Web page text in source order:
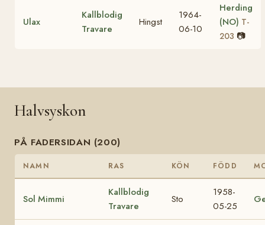
Ulax
Kallblodig
Travare
Hingst
1964-
06-10
Herding
(NO) T-
203 📷
Halvsyskon
PÅ FADERSIDAN (200)
NAMN RAS KÖN FÖDD
Sol Mimmi
Kallblodig
Travare
Sto
1958-
05-25